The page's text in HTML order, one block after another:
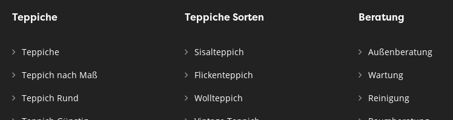
Teppiche
Teppiche
Teppich nach Maß
Teppich Rund
Teppiche Sorten
Sisalteppich
Flickenteppich
Wollteppich
Beratung
Außenberatung
Wartung
Reinigung